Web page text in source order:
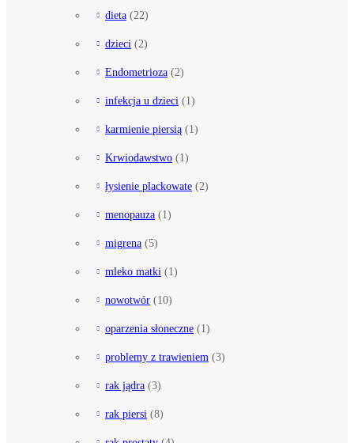
dieta (22)
dzieci (2)
Endometrioza (2)
infekcja u dzieci (1)
karmienie piersią (1)
Krwiodawstwo (1)
łysienie plackowate (2)
menopauza (1)
migrena (5)
mleko matki (1)
nowotwór (10)
oparzenia słoneczne (1)
problemy z trawieniem (3)
rak jądra (3)
rak piersi (8)